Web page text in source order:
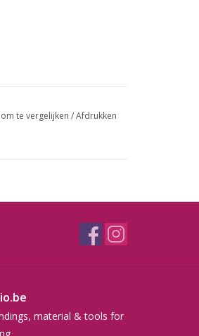
te vergelijken /Afdrukken
material & tools for